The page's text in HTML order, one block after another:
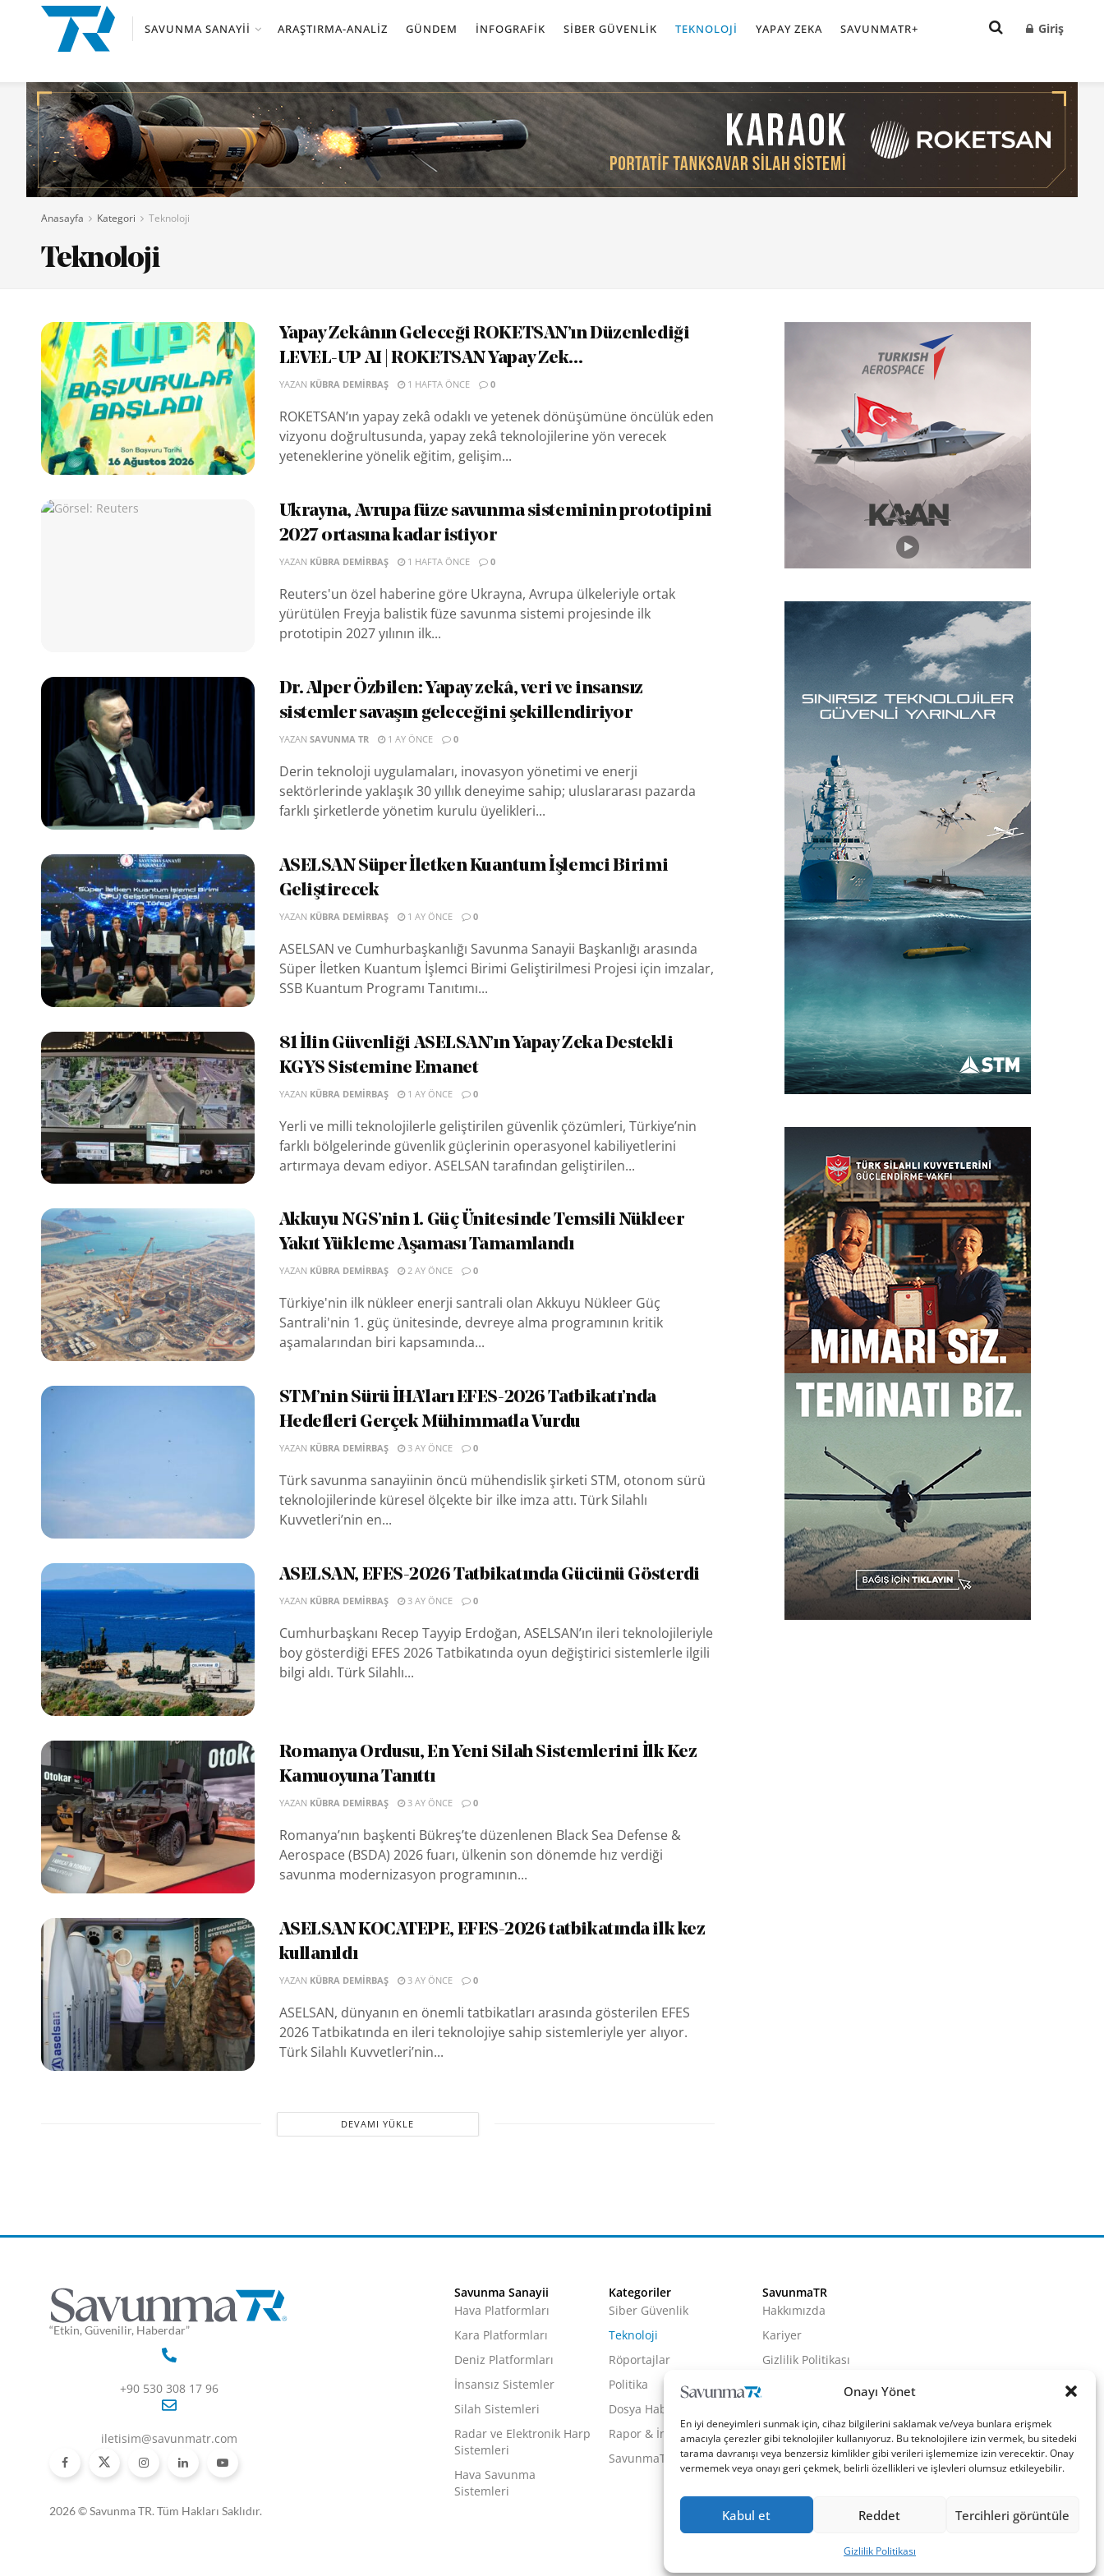
Onayı Yönet
En iyi deneyimleri sunmak için, cihaz bilgilerini saklamak ve/veya bunlara erişmek
amacıyla çerezler gibi teknolojiler kullanıyoruz. Bu teknolojilere izin vermek, bu sitedeki
tarama davranışı veya benzersiz kimlikler gibi verileri işlememize izin verecektir. Onay
vermemek veya onayı geri çekmek, belirli özellikleri ve işlevleri olumsuz etkileyebilir.
Kabul et Reddet Tercihleri görüntüle
Gizlilik Politikası
SAVUNMA SANAYII ARAŞTIRMA-ANALIZ GÜNDEM İNFOGRAFIK SIBER GÜVENLIK TEKNOLOJI YAPAY ZEKA SAVUNMATR+ Giriş
Anasayfa Kategori Teknoloji
Teknoloji
Yapay Zekânın Geleceği ROKETSAN’ın Düzenlediği
LEVEL-UP AI | ROKETSAN Yapay Zek...
YAZAN KÜBRA DEMIRBAŞ 1 HAFTA ÖNCE 0
ROKETSAN’ın yapay zekâ odaklı ve yetenek dönüşümüne öncülük eden
vizyonu doğrultusunda, yapay zekâ teknolojilerine yön verecek
yeteneklerine yönelik eğitim, gelişim...
Ukrayna, Avrupa füze savunma sisteminin prototipini
2027 ortasına kadar istiyor
YAZAN KÜBRA DEMIRBAŞ 1 HAFTA ÖNCE 0
Reuters'un özel haberine göre Ukrayna, Avrupa ülkeleriyle ortak
yürütülen Freyja balistik füze savunma sistemi projesinde ilk
prototipin 2027 yılının ilk...
Dr. Alper Özbilen: Yapay zekâ, veri ve insansız
sistemler savaşın geleceğini şekillendiriyor
YAZAN SAVUNMA TR 1 AY ÖNCE 0
Derin teknoloji uygulamaları, inovasyon yönetimi ve enerji
sektörlerinde yaklaşık 30 yıllık deneyime sahip; uluslararası pazarda
farklı şirketlerde yönetim kurulu üyelikleri...
ASELSAN Süper İletken Kuantum İşlemci Birimi
Geliştirecek
YAZAN KÜBRA DEMIRBAŞ 1 AY ÖNCE 0
ASELSAN ve Cumhurbaşkanlığı Savunma Sanayii Başkanlığı arasında
Süper İletken Kuantum İşlemci Birimi Geliştirilmesi Projesi için imzalar,
SSB Kuantum Programı Tanıtımı...
81 İlin Güvenliği ASELSAN’ın Yapay Zeka Destekli
KGYS Sistemine Emanet
YAZAN KÜBRA DEMIRBAŞ 1 AY ÖNCE 0
Yerli ve milli teknolojilerle geliştirilen güvenlik çözümleri, Türkiye’nin
farklı bölgelerinde güvenlik güçlerinin operasyonel kabiliyetlerini
artırmaya devam ediyor. ASELSAN tarafından geliştirilen...
Akkuyu NGS’nin 1. Güç Ünitesinde Temsili Nükleer
Yakıt Yükleme Aşaması Tamamlandı
YAZAN KÜBRA DEMIRBAŞ 2 AY ÖNCE 0
Türkiye'nin ilk nükleer enerji santrali olan Akkuyu Nükleer Güç
Santrali'nin 1. güç ünitesinde, devreye alma programının kritik
aşamalarından biri kapsamında...
STM’nin Sürü İHA’ları EFES-2026 Tatbikatı’nda
Hedefleri Gerçek Mühimmatla Vurdu
YAZAN KÜBRA DEMIRBAŞ 3 AY ÖNCE 0
Türk savunma sanayiinin öncü mühendislik şirketi STM, otonom sürü
teknolojilerinde küresel ölçekte bir ilke imza attı. Türk Silahlı
Kuvvetleri’nin en...
ASELSAN, EFES-2026 Tatbikatında Gücünü Gösterdi
YAZAN KÜBRA DEMIRBAŞ 3 AY ÖNCE 0
Cumhurbaşkanı Recep Tayyip Erdoğan, ASELSAN’ın ileri teknolojileriyle
boy gösterdiği EFES 2026 Tatbikatında oyun değiştirici sistemlerle ilgili
bilgi aldı. Türk Silahlı...
Romanya Ordusu, En Yeni Silah Sistemlerini İlk Kez
Kamuoyuna Tanıttı
YAZAN KÜBRA DEMIRBAŞ 3 AY ÖNCE 0
Romanya’nın başkenti Bükreş’te düzenlenen Black Sea Defense &
Aerospace (BSDA) 2026 fuarı, ülkenin son dönemde hız verdiği
savunma modernizasyon programının...
ASELSAN KOCATEPE, EFES-2026 tatbikatında ilk kez
kullanıldı
YAZAN KÜBRA DEMIRBAŞ 3 AY ÖNCE 0
ASELSAN, dünyanın en önemli tatbikatları arasında gösterilen EFES
2026 Tatbikatında en ileri teknolojiye sahip sistemleriyle yer alıyor.
Türk Silahlı Kuvvetleri’nin...
DEVAMI YÜKLE
“Etkin, Güvenilir, Haberdar”
+90 530 308 17 96
iletisim@savunmatr.com
2026 © Savunma TR. Tüm Hakları Saklıdır.
Savunma Sanayii
Hava Platformları
Kara Platformları
Deniz Platformları
İnsansız Sistemler
Silah Sistemleri
Radar ve Elektronik Harp
Sistemleri
Hava Savunma
Sistemleri
Kategoriler
Siber Güvenlik
Teknoloji
Röportajlar
Politika
Dosya Haber
Rapor & İnfografik
SavunmaTR Plus
SavunmaTR
Hakkımızda
Kariyer
Gizlilik Politikası